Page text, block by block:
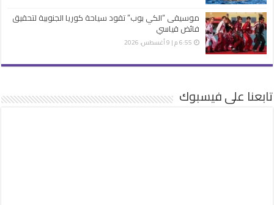
موسيقى “الكي بوب” تقود سياحة كوريا الجنوبية لتحقيق
فائض قياسي
6:55 م | 9 أغسطس، 2026
تابعنا على فيسبوك